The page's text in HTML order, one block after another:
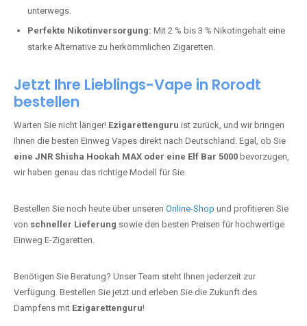
unterwegs.
Perfekte Nikotinversorgung: Mit 2 % bis 3 % Nikotingehalt eine
starke Alternative zu herkömmlichen Zigaretten.
Jetzt Ihre Lieblings-Vape in Rorodt
bestellen
Warten Sie nicht länger! Ezigarettenguru ist zurück, und wir bringen
Ihnen die besten Einweg Vapes direkt nach Deutschland. Egal, ob Sie
eine JNR Shisha Hookah MAX oder eine Elf Bar 5000 bevorzugen,
wir haben genau das richtige Modell für Sie.
Bestellen Sie noch heute über unseren Online-Shop und profitieren Sie
von schneller Lieferung sowie den besten Preisen für hochwertige
Einweg E-Zigaretten.
Benötigen Sie Beratung? Unser Team steht Ihnen jederzeit zur
Verfügung. Bestellen Sie jetzt und erleben Sie die Zukunft des
Dampfens mit Ezigarettenguru!